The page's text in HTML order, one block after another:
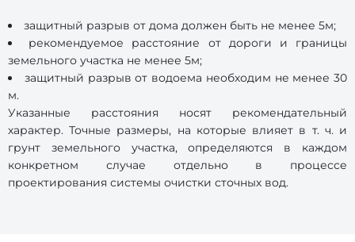
защитный разрыв от дома должен быть не менее 5м;
рекомендуемое расстояние от дороги и границы
земельного участка не менее 5м;
защитный разрыв от водоема необходим не менее 30
м.
Указанные расстояния носят рекомендательный
характер. Точные размеры, на которые влияет в т. ч. и
грунт земельного участка, определяются в каждом
конкретном случае отдельно в процессе
проектирования системы очистки сточных вод.